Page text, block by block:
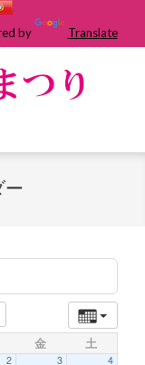
by Translate
ー
金 土
2 3 4